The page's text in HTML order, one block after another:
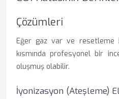
Çözümleri
Eğer gaz var ve resetleme
kısmında profesyonel bir
oluşmuş olabilir.
İyonizasyon (Ateşleme)